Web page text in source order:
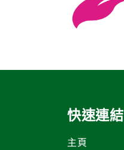
快速連結
主頁